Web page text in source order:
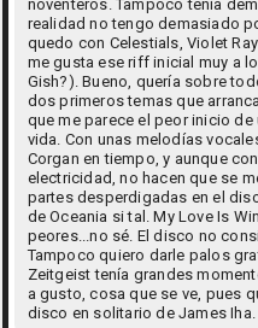
noventeros. Tampoco tenía
realidad no tengo demasiado
quedo con Celestials, Violet
me gusta ese riff inicial muy a
Gish?). Bueno, quería sobre
dos primeros temas que
que me parece el peor inicio
vida. Con unas melodías
Corgan en tiempo, y aunque
electricidad, no hacen que se
partes desperdigadas en el
de Oceania si tal. My Love Is
peores...no sé. El disco no
Tampoco quiero darle palos
Zeitgeist tenía grandes
a gusto, cosa que se ve, pues
disco en solitario de James Iha.